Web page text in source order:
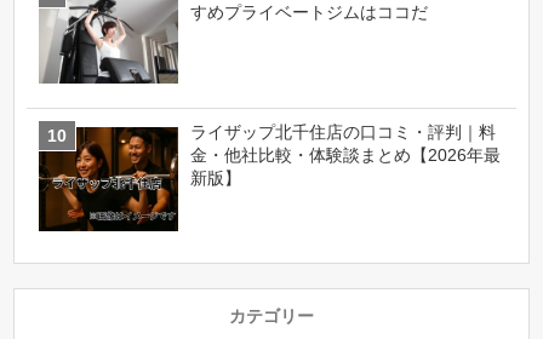
すめプライベートジムはココだ
ライザップ北千住店の口コミ・評判｜料
金・他社比較・体験談まとめ【2026年最
新版】
カテゴリー